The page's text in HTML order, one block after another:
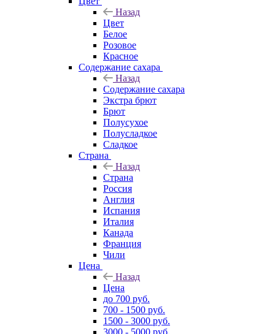
Назад
Цвет
Белое
Розовое
Красное
Содержание сахара
Назад
Содержание сахара
Экстра брют
Брют
Полусухое
Полусладкое
Сладкое
Страна
Назад
Страна
Россия
Англия
Испания
Италия
Канада
Франция
Чили
Цена
Назад
Цена
до 700 руб.
700 - 1500 руб.
1500 - 3000 руб.
3000 - 5000 руб.